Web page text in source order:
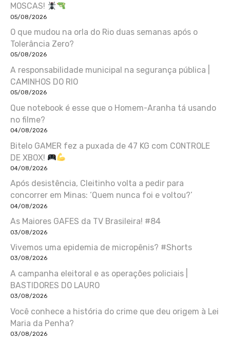
MOSCAS!
05/08/2026
O que mudou na orla do Rio duas semanas após o
Tolerância Zero?
05/08/2026
A responsabilidade municipal na segurança pública |
CAMINHOS DO RIO
05/08/2026
Que notebook é esse que o Homem-Aranha tá usando
no filme?
04/08/2026
Bitelo GAMER fez a puxada de 47 KG com CONTROLE
DE XBOX!
04/08/2026
Após desistência, Cleitinho volta a pedir para
concorrer em Minas: ‘Quem nunca foi e voltou?’
04/08/2026
As Maiores GAFES da TV Brasileira! #84
03/08/2026
Vivemos uma epidemia de micropênis? #Shorts
03/08/2026
A campanha eleitoral e as operações policiais |
BASTIDORES DO LAURO
03/08/2026
Você conhece a história do crime que deu origem à Lei
Maria da Penha?
03/08/2026